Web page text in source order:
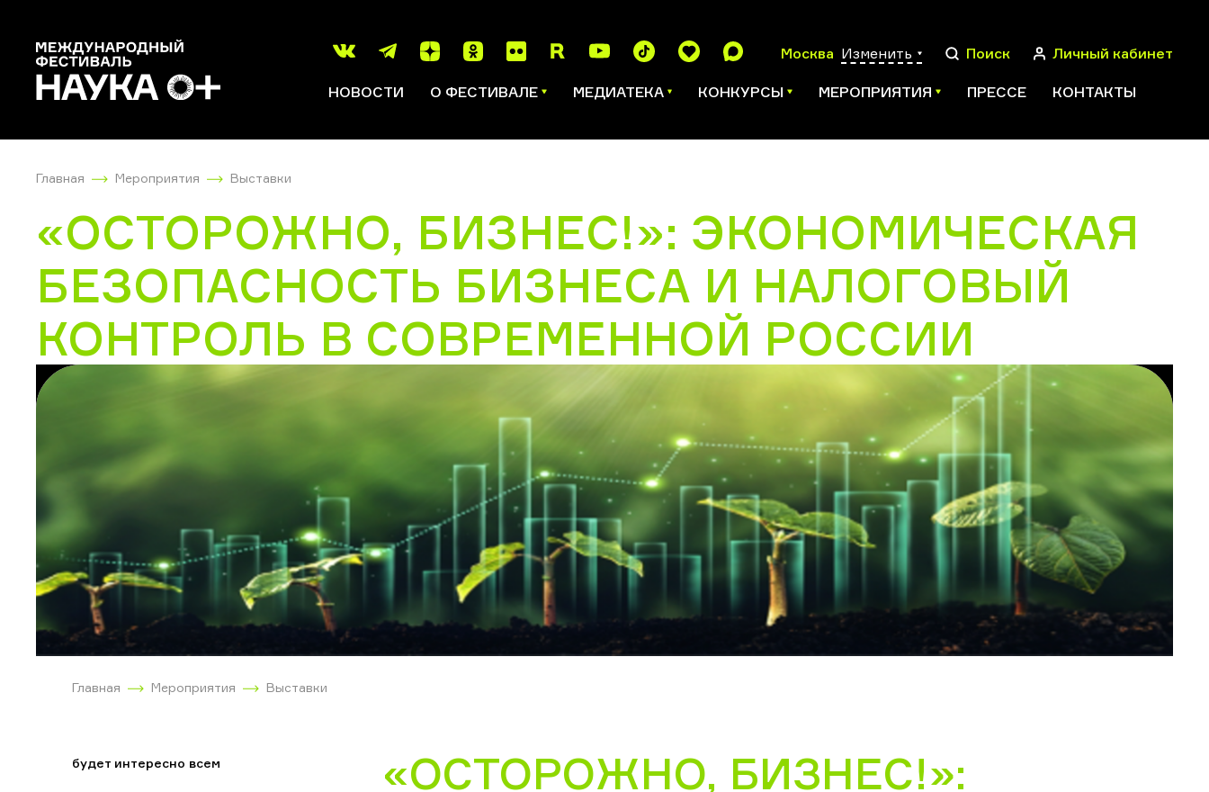
Москва Изменить Поиск
ПОИСК
Личный кабинет
НОВОСТИ О ФЕСТИВАЛЕ МЕДИАТЕКА КОНКУРСЫ МЕРОПРИЯТИЯ ПРЕССЕ КОНТАКТЫ
Главная Мероприятия Выставки
«ОСТОРОЖНО, БИЗНЕС!»: ЭКОНОМИЧЕСКАЯ
БЕЗОПАСНОСТЬ БИЗНЕСА И НАЛОГОВЫЙ
КОНТРОЛЬ В СОВРЕМЕННОЙ РОССИИ
Главная Мероприятия Выставки
будет интересно всем
«ОСТОРОЖНО, БИЗНЕС!»: